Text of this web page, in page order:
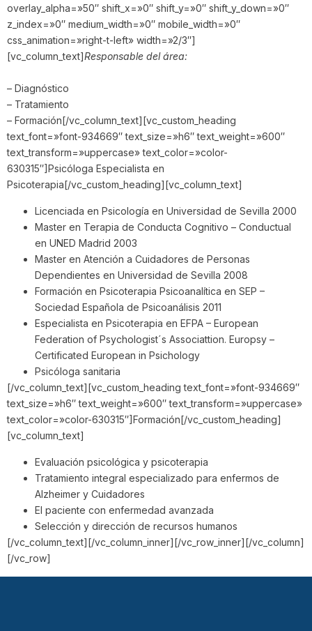
overlay_alpha=»50″ shift_x=»0″ shift_y=»0″ shift_y_down=»0″
z_index=»0″ medium_width=»0″ mobile_width=»0″
css_animation=»right-t-left» width=»2/3″]
[vc_column_text]Responsable del área:
– Diagnóstico
– Tratamiento
– Formación[/vc_column_text][vc_custom_heading
text_font=»font-934669″ text_size=»h6″ text_weight=»600″
text_transform=»uppercase» text_color=»color-
630315″]Psicóloga Especialista en
Psicoterapia[/vc_custom_heading][vc_column_text]
Licenciada en Psicología en Universidad de Sevilla 2000
Master en Terapia de Conducta Cognitivo – Conductual
en UNED Madrid 2003
Master en Atención a Cuidadores de Personas
Dependientes en Universidad de Sevilla 2008
Formación en Psicoterapia Psicoanalítica en SEP –
Sociedad Española de Psicoanálisis 2011
Especialista en Psicoterapia en EFPA – European
Federation of Psychologist´s Associattion. Europsy –
Certificated European in Psichology
Psicóloga sanitaria
[/vc_column_text][vc_custom_heading text_font=»font-934669″
text_size=»h6″ text_weight=»600″ text_transform=»uppercase»
text_color=»color-630315″]Formación[/vc_custom_heading]
[vc_column_text]
Evaluación psicológica y psicoterapia
Tratamiento integral especializado para enfermos de
Alzheimer y Cuidadores
El paciente con enfermedad avanzada
Selección y dirección de recursos humanos
[/vc_column_text][/vc_column_inner][/vc_row_inner][/vc_column]
[/vc_row]